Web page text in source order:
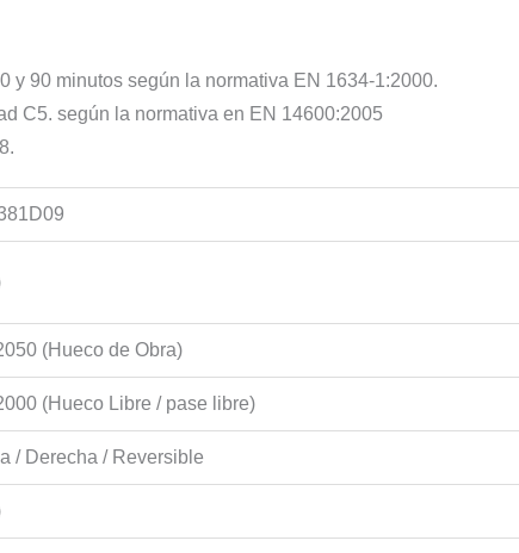
y 90 minutos según la normativa EN 1634-1:2000.
C5. según la normativa en EN 14600:2005
(Hueco de Obra)
(Hueco Libre / pase libre)
/ Derecha / Reversible